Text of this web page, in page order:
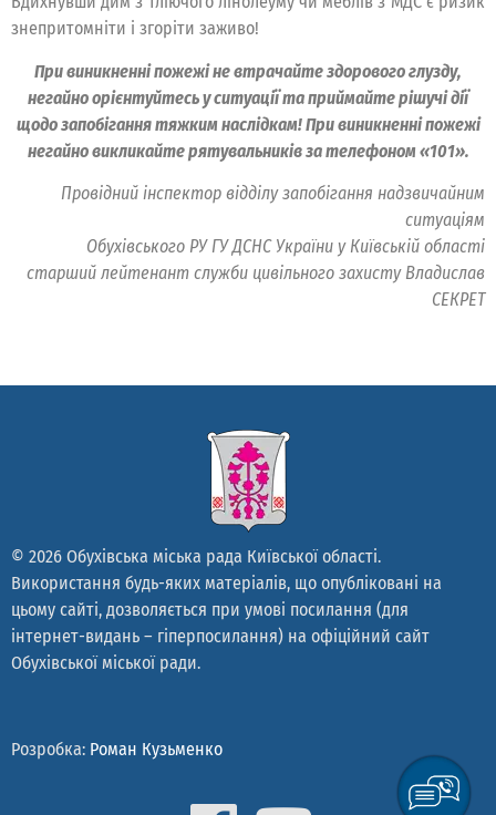
знепритомніти і згоріти заживо!
При виникненні пожежі не втрачайте здорового глузду,
негайно орієнтуйтесь у ситуації та приймайте рішучі дії
щодо запобігання тяжким наслідкам! При виникненні пожежі
негайно викликайте рятувальників за телефоном «101».
Провідний інспектор відділу запобігання надзвичайним
ситуаціям
Обухівського РУ ГУ ДСНС України у Київській області
старший лейтенант служби цивільного захисту Владислав
СЕКРЕТ
© 2026 Обухівська міська рада Київської області.
Використання будь-яких матеріалів, що опубліковані на
цьому сайті, дозволяється при умові посилання (для
інтернет-видань – гіперпосилання) на офіційний сайт
Обухівської міської ради.
Розробка: Роман Кузьменко